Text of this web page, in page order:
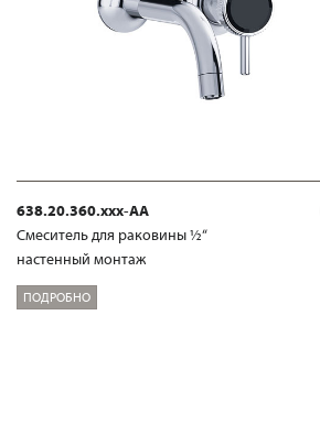
638.20.360.xxx-AA
Смеситель для раковины ½“
настенный монтаж
ПОДРОБНО